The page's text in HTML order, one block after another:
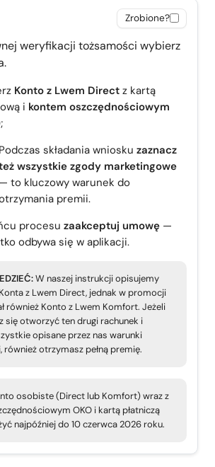
Zrobione?
weryfikacji tożsamości wybierz
Konto z Lwem Direct z kartą
i kontem oszczędnościowym
;
Podczas składania wniosku zaznacz
wszystkie zgody marketingowe
— to kluczowy warunek do
premii.
procesu zaakceptuj umowę —
odbywa się w aplikacji.
W naszej instrukcji opisujemy
z Lwem Direct, jednak w promocji
również Konto z Lwem Komfort. Jeżeli
się otworzyć ten drugi rachunek i
opisane przez nas warunki
również otrzymasz pełną premię.
osobiste (Direct lub Komfort) wraz z
OKO i kartą płatniczą
najpóźniej do 10 czerwca 2026 roku.